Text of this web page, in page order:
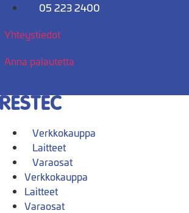
Mene
05 223 2400
Yhteystiedot
Anna palautetta
Verkkokauppa
Laitteet
Varaosat
Verkkokauppa
Laitteet
Varaosat